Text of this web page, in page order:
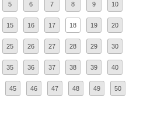
5 6 7 8 9 10
15 16 17 18 19 20
25 26 27 28 29 30
35 36 37 38 39 40
45 46 47 48 49 50